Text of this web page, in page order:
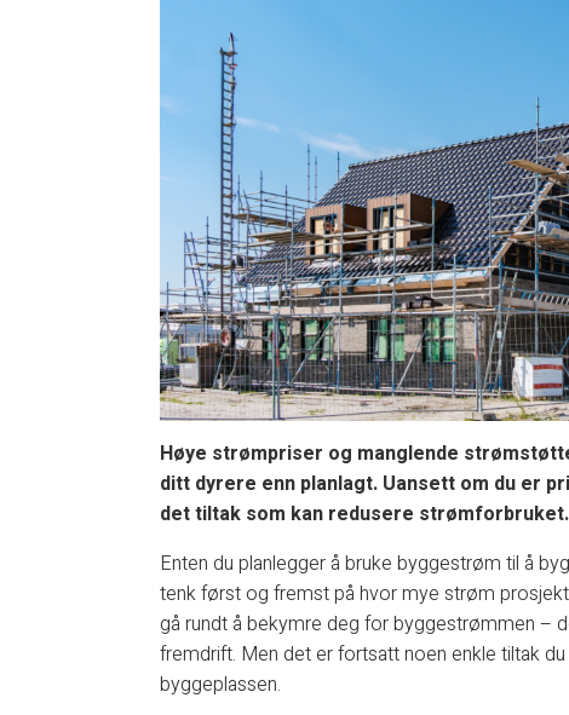
Høye strømpriser og manglende
ditt dyrere enn planlagt. Uansett om du er
det tiltak som kan redusere strømforbruket.
Enten du planlegger å bruke byggestrøm til å
tenk først og fremst på hvor mye strøm
gå rundt å bekymre deg for byggestrømmen –
fremdrift. Men det er fortsatt noen enkle tiltak
byggeplassen.